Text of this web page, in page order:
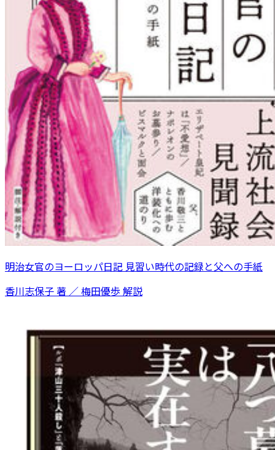
明治女官のヨーロッパ日記 見習い時代の記録と父への手紙
香川志保子 著 ／ 梅田優歩 解説